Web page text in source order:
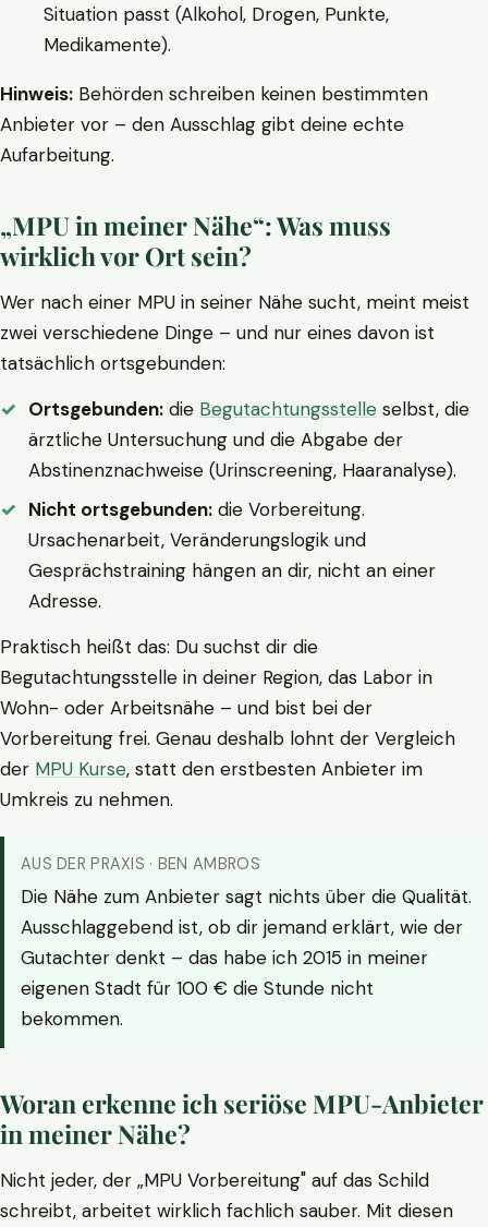
Situation passt (Alkohol, Drogen, Punkte,
Medikamente).
Hinweis: Behörden schreiben keinen bestimmten
Anbieter vor – den Ausschlag gibt deine echte
Aufarbeitung.
„MPU in meiner Nähe“: Was muss
wirklich vor Ort sein?
Wer nach einer MPU in seiner Nähe sucht, meint meist
zwei verschiedene Dinge – und nur eines davon ist
tatsächlich ortsgebunden:
Ortsgebunden: die Begutachtungsstelle selbst, die
ärztliche Untersuchung und die Abgabe der
Abstinenznachweise (Urinscreening, Haaranalyse).
Nicht ortsgebunden: die Vorbereitung.
Ursachenarbeit, Veränderungslogik und
Gesprächstraining hängen an dir, nicht an einer
Adresse.
Praktisch heißt das: Du suchst dir die
Begutachtungsstelle in deiner Region, das Labor in
Wohn- oder Arbeitsnähe – und bist bei der
Vorbereitung frei. Genau deshalb lohnt der Vergleich
der MPU Kurse, statt den erstbesten Anbieter im
Umkreis zu nehmen.
AUS DER PRAXIS · BEN AMBROS
Die Nähe zum Anbieter sagt nichts über die Qualität.
Ausschlaggebend ist, ob dir jemand erklärt, wie der
Gutachter denkt – das habe ich 2015 in meiner
eigenen Stadt für 100 € die Stunde nicht
bekommen.
Woran erkenne ich seriöse MPU-Anbieter
in meiner Nähe?
Nicht jeder, der „MPU Vorbereitung" auf das Schild
schreibt, arbeitet wirklich fachlich sauber. Mit diesen